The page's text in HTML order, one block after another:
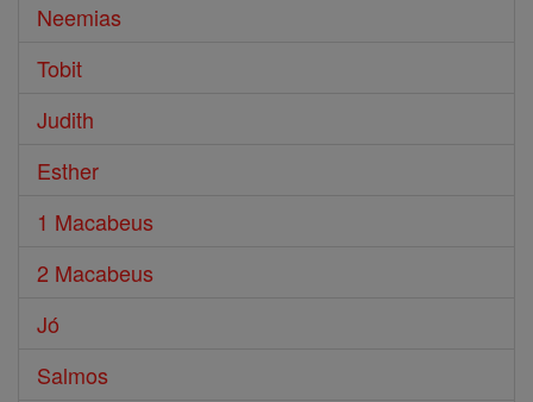
Neemias
Tobit
Judith
Esther
1 Macabeus
2 Macabeus
Jó
Salmos